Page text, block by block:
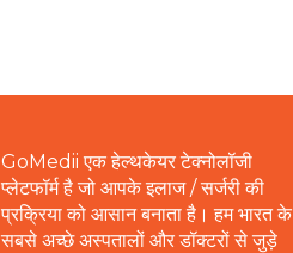
GoMedii एक हेल्थकेयर टेक्नोलॉजी
प्लेटफॉर्म है जो आपके इलाज / सर्जरी की
प्रक्रिया को आसान बनाता है। हम भारत के
सबसे अच्छे अस्पतालों और डॉक्टरों से जुड़े